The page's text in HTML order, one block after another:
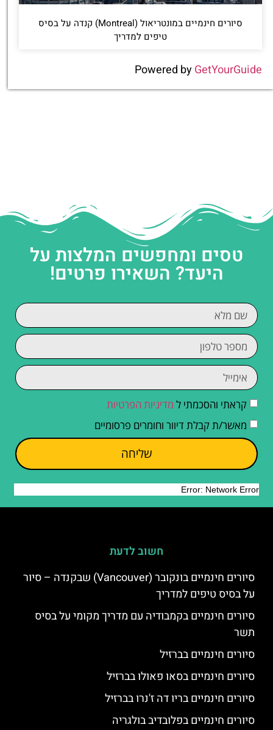
סיורים חינמיים במונטריאול (Montreal) קנדה על בסיס
טיפים למדריך
Powered byGetYourGuide
טסים ומחפשים המלצות על
היעד? השאירו פרטים!
קראתי והסכמתי ל מדיניות הפרטיות
מאשר/ת קבלת דיוור וחומרים פרסומיים
שליחה
חשוב לדעת
סיורים חינמיים בונקובר (Vancouver) שבקנדה – סיור
על בסיס טיפים למדריך
סיורים חינמיים בקמבודיה עם מדריך מקומי על בסיס
תשר
סיורים חינמיים בברזיל
סיורים חינמיים בסאו פאולו בברזיל
סיורים חינמיים בריו דה ז'נרו בברזיל
סיורים חינמיים בפלובדיב בולגריה